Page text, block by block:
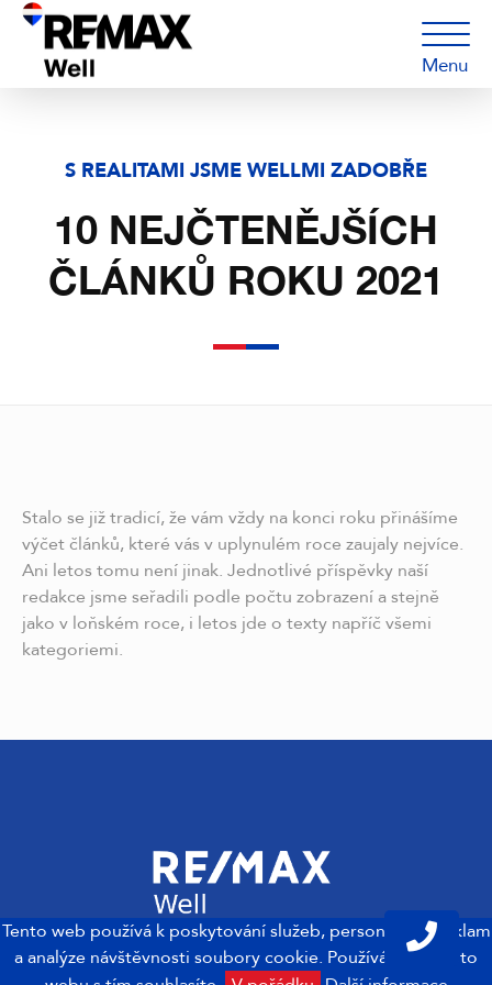
Menu
S REALITAMI JSME WELLMI ZADOBŘE
10 NEJČTENĚJŠÍCH
ČLÁNKŮ ROKU 2021
Stalo se již tradicí, že vám vždy na konci roku přinášíme
výčet článků, které vás v uplynulém roce zaujaly nejvíce.
Ani letos tomu není jinak. Jednotlivé příspěvky naší
redakce jsme seřadili podle počtu zobrazení a stejně
jako v loňském roce, i letos jde o texty napříč všemi
kategoriemi.
Tento web používá k poskytování služeb, personalizaci reklam
a analýze návštěvnosti soubory cookie. Používáním tohoto